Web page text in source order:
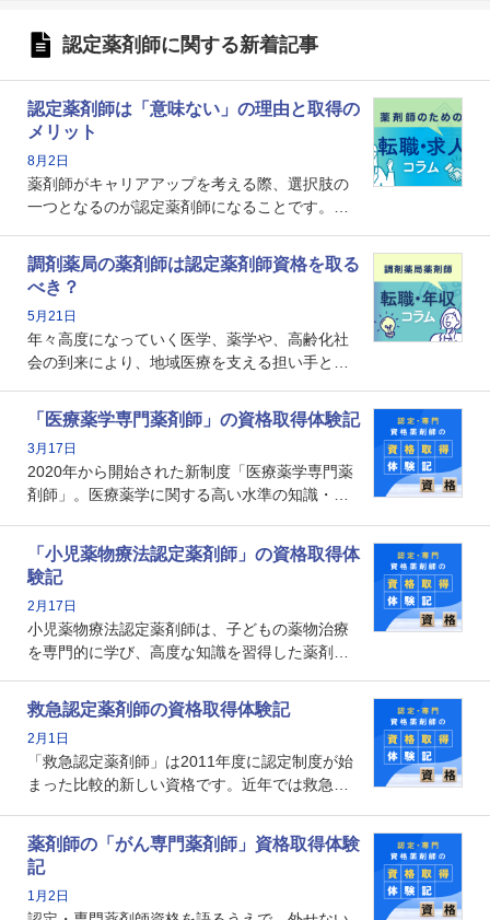
認定薬剤師に関する新着記事
認定薬剤師は「意味ない」の理由と取得の
メリット
8月2日
薬剤師がキャリアアップを考える際、選択肢の
一つとなるのが認定薬剤師になることです。し
という声を聞いたことがあるかもしれません。
本記事では、認定薬剤師が「意味ない」といわ
れる理由や、取得するメリット、年収・キャリ
アへの影響を解説します。
調剤薬局の薬剤師は認定薬剤師資格を取る
べき？
5月21日
年々高度になっていく医学、薬学や、高齢化社
会の到来により、地域医療を支える担い手とし
で、重要度が増しているのが認定薬剤師という
資格です。認定薬剤師とはいったいどんな資格
なのでしょうか。それを取得するとどのような
メリットがあるのでしょうか。
「医療薬学専門薬剤師」の資格取得体験記
3月17日
2020年から開始された新制度「医療薬学専門薬
剤師」。医療薬学に関する高い水準の知識・技
剤師としての専門性を示す客観的な根拠の一つ
となります。取得要件は多岐に渡り、審査も複
数回ありますが、患者さんに対して一定の能力
の証明になる資格と言えます。
「小児薬物療法認定薬剤師」の資格取得体
験記
2月17日
小児薬物療法認定薬剤師は、子どもの薬物治療
を専門的に学び、高度な知識を習得した薬剤師
や、特有の疾患、心理状況を理解し、専門性を
深めることで、子どもとその保護者に寄り添え
る存在です。今回はそんな小児薬物療法認定薬
剤師の取得体験記をご紹介します。
救急認定薬剤師の資格取得体験記
2月1日
「救急認定薬剤師」は2011年度に認定制度が始
まった比較的新しい資格です。近年では救急病
とから、救急認定薬剤師を目指す病院薬剤師も
増えているのではないでしょうか。今回はそん
な救急認定薬剤師の取得体験記をご紹介しま
す。
薬剤師の「がん専門薬剤師」資格取得体験
記
1月2日